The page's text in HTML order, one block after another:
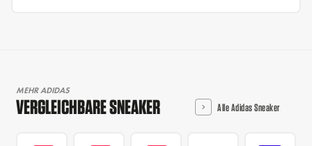
MEHR ADIDAS
VERGLEICHBARE SNEAKER Alle Adidas Sneaker